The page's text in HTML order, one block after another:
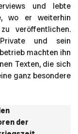
und lebte
wo er weiterhin
veröffentlichen.
und sein
machten ihn
Texten, die sich
ganz besondere
der